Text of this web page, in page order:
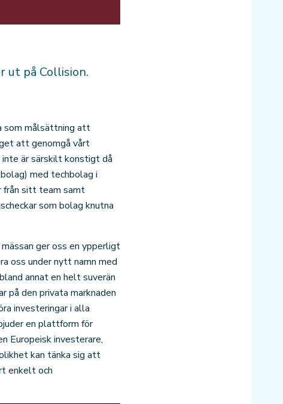
ut på Collision.
som målsättning att
att genomgå vårt
är särskilt konstigt då
med techbolag i
från sitt team samt
som bolag knutna
ger oss en ypperligt
oss under nytt namn med
annat en helt suverän
på den privata marknaden
investeringar i alla
en plattform för
Europeisk investerare,
kan tänka sig att
enkelt och